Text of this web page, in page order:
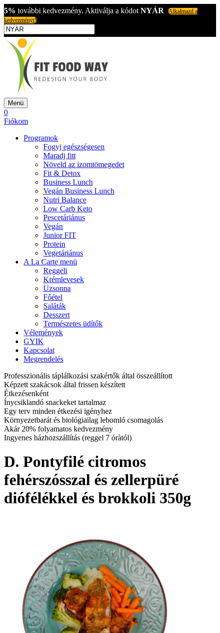
5% további kedvezmény. Aktiválja a kódot NYÁR
Alkalmazd a
kedvezményt!
Menü
0
Fiókom
Programok
Fogyj egészségesen
Maradj fitt
Növeld az izomtömegedet
Fit & Detox
Business Lunch
Vegán Business Lunch
Nutri Balance
Low Carb Keto
Pescetáriánus
Vegán
Junior FIT
Protein
Vegetáriánus
A La Carte menü
Reggeli
Krémlevesek
Uzsonna
Főétel
Saláták
Desszert
Természetes üdítők
Vélemények
GYIK
Kapcsolat
Megrendelés
Professzionális táplálkozási szakértők által összeállított
Képzett szakácsok által frissen készített
Étkezésenként
Ínycsiklandó snackeket tartalmaz
Egy terv minden étkezési igényhez
Környezetbarát és biológiailag lebomló csomagolás
Akár 20% folyamatos kedvezmény
Ingyenes házhozszállítás (reggel 7 óràtól)
D. Pontyfilé citromos
fehérszósszal és zellerpüré
diófélékkel és brokkoli 350g